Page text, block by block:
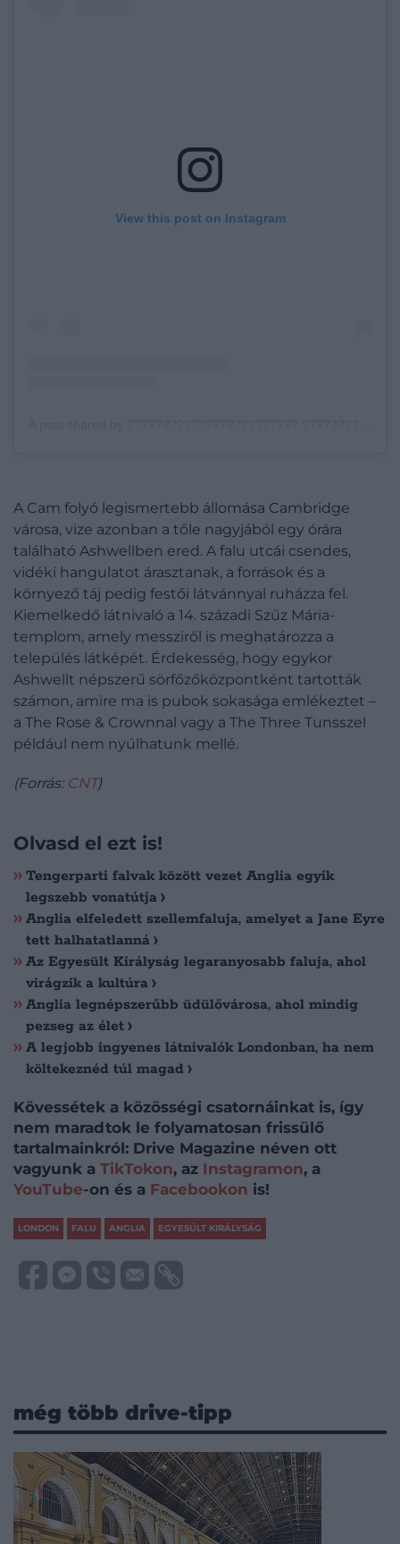
View this post on Instagram
A Cam folyó legismertebb állomása Cambridge
városa, vize azonban a tőle nagyjából egy órára
található Ashwellben ered. A falu utcái csendes,
vidéki hangulatot árasztanak, a források és a
környező táj pedig festői látvánnyal ruházza fel.
Kiemelkedő látnivaló a 14. századi Szűz Mária-
templom, amely messziről is meghatározza a
település látképét. Érdekesség, hogy egykor
Ashwellt népszerű sörfőzőközpontként tartották
számon, amire ma is pubok sokasága emlékeztet –
a The Rose & Crownnal vagy a The Three Tunsszel
például nem nyúlhatunk mellé.
(Forrás: CNT)
Olvasd el ezt is!
Tengerparti falvak között vezet Anglia egyik
legszebb vonatútja
Anglia elfeledett szellemfaluja, amelyet a Jane Eyre
tett halhatatlanná
Az Egyesült Királyság legaranyosabb faluja, ahol
virágzik a kultúra
Anglia legnépszerűbb üdülővárosa, ahol mindig
pezseg az élet
A legjobb ingyenes látnivalók Londonban, ha nem
költekeznéd túl magad
Kövessétek a közösségi csatornáinkat is, így
nem maradtok le folyamatosan frissülő
tartalmainkról: Drive Magazine néven ott
vagyunk a TikTokon, az Instagramon, a
YouTube-on és a Facebookon is!
LONDON FALU ANGLIA EGYESÜLT KIRÁLYSÁG
még több drive-tipp